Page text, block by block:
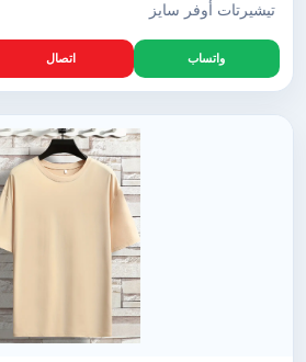
تيشيرتات أوفر سايز
واتساب اتصال